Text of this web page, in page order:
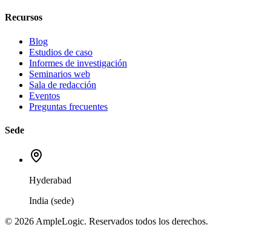
Recursos
Blog
Estudios de caso
Informes de investigación
Seminarios web
Sala de redacción
Eventos
Preguntas frecuentes
Sede
Hyderabad
India (sede)
© 2026 AmpleLogic. Reservados todos los derechos.